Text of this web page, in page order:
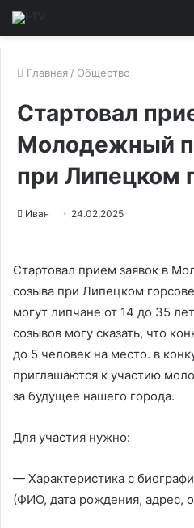
Главная / Общество
Стартовал
Молодежный
при Липецком
Иван 24.02.2025
Стартовал прием заявок в
созыва при Липецком
могут липчане от 14 до 35
созывов могу сказать, что
до 5 человек на место. в
приглашаются к участию
за будущее нашего города.
Для участия нужно:
— Характеристика с
(ФИО, дата рождения, адрес,